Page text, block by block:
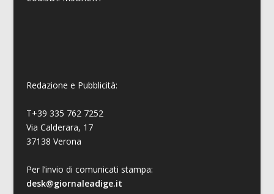
Redazione e Pubblicità:
T+39 335 762 7252
Via Calderara, 17
37138 Verona
Per l’invio di comunicati stampa:
desk@giornaleadige.it